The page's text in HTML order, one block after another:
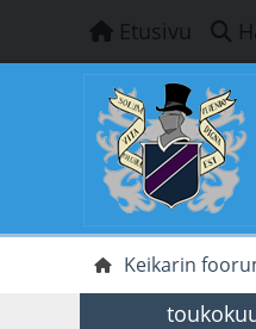
Etusivu
Keikarin